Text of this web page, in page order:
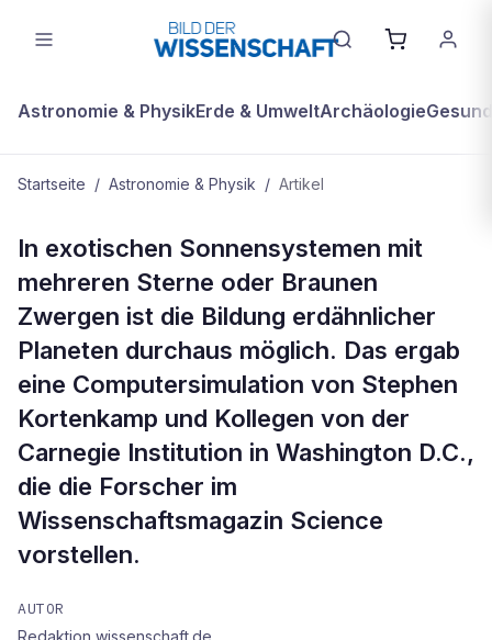
Astronomie & PhysikErde & UmweltArchäologie
Startseite / Astronomie & Physik / Artikel
Erdähnliche Planeten sind auch in
Sonnensystemen mit mehreren
Sternen möglich
In exotischen Sonnensystemen mit
mehreren Sterne oder Braunen
Zwergen ist die Bildung erdähnlicher
Planeten durchaus möglich. Das ergab
eine Computersimulation von Stephen
Kortenkamp und Kollegen von der
Carnegie Institution in Washington D.C.,
die die Forscher im
Wissenschaftsmagazin Science
vorstellen.
AUTOR
Redaktion wissenschaft.de